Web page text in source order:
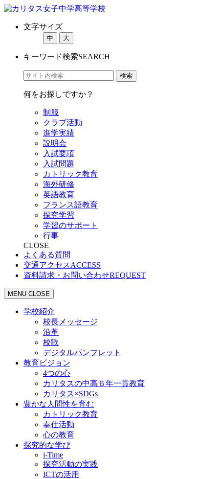
文字サイズ
中 大
キーワード検索SEARCH
何をお探しですか？
制服
クラブ活動
進学実績
説明会
入試要項
入試問題
カトリック教育
海外研修
英語教育
フランス語教育
探究学習
学習のサポート
行事
CLOSE
よくある質問
交通アクセスACCESS
資料請求・お問い合わせREQUEST
MENU CLOSE
学校紹介
校長メッセージ
沿革
校歌
デジタルパンフレット
教育ビジョン
4つの心
カリタスの中高６年一貫教育
カリタス×SDGs
豊かな人間性を育む
カトリック教育
奉仕活動
心の教育
探究的な学び
i-Time
探究活動の実践
ICTの活用